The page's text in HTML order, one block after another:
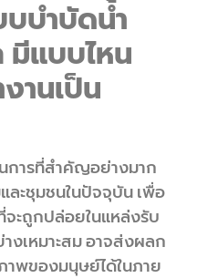
บบำบัดน้ำ
มีแบบไหน
านเป็น
การที่สำคัญอย่างมาก
ละชุมชนในปัจจุบัน เพื่อ
ะถูกปล่อยในแหล่งรับ
งเหมาะสม อาจส่งผลก
าพของมนุษย์ได้ในภาย